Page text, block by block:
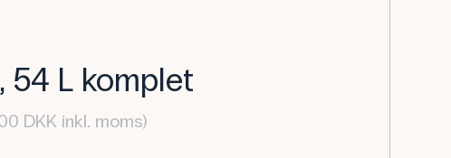
L komplet
DKK inkl. moms)